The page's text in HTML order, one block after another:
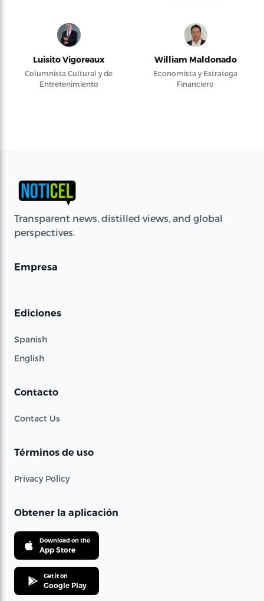
Luisito Vigoreaux
Columnista Cultural y de
Entretenimiento
William Maldonado
Economista y Estratega
Financiero
Transparent news, distilled views, and global
perspectives.
Empresa
Ediciones
Spanish
English
Contacto
Contact Us
Términos de uso
Privacy Policy
Obtener la aplicación
Download on the
App Store
Get it on
Google Play